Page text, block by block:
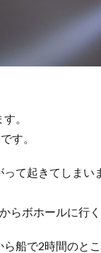
。
す。
て起きてしまい
らボホールに行く
船で2時間のと